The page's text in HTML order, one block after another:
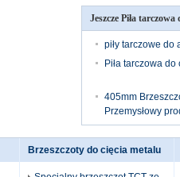
Jeszcze Piła
piły tarczowe do
Piła tarczowa
405mm
Przemysłowy
Brzeszczoty do cięcia metalu